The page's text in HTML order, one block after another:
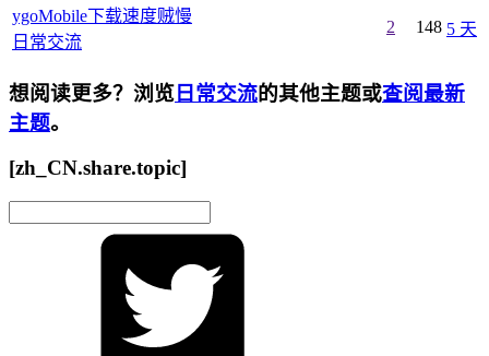
ygoMobile下载速度贼慢
日常交流
2 148 5 天
想阅读更多？浏览 日常交流的其他主题或查阅最新
主题。
[zh_CN.share.topic]